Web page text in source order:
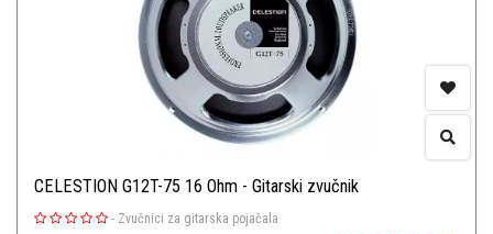
CELESTION G12T-75 16 Ohm - Gitarski zvučnik
- Zvučnici za gitarska pojačala